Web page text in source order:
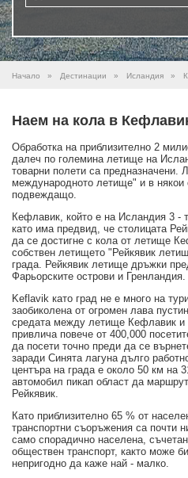
Начало » Дестинации » Исландия »
Наем на кола в
Обработка на приблизително 2
далеч по големина летище на
товарни полети са
международното летище" и в
подвеждащо.
Кефлавик, който е на Исландия 3 -
като има предвид, че столицата
да се достигне с кола от летище
собствен летището "Рейкявик
града. Рейкявик летище дръжки
Фарьорските острови и Гренландия.
Keflavik като град не е много на
заобиколена от огромен лава
средата между летище Кефлавик и
привлича повече от 400,000
да посети точно преди да се
заради Синята лагуна дълго
центъра на града е около 50 км на
автомобил пикап област да
Рейкявик.
Като приблизително 65 % от
транспортни съоръжения са почти
само спорадично населена,
обществен транспорт, както може
непригодно да каже най - малко.